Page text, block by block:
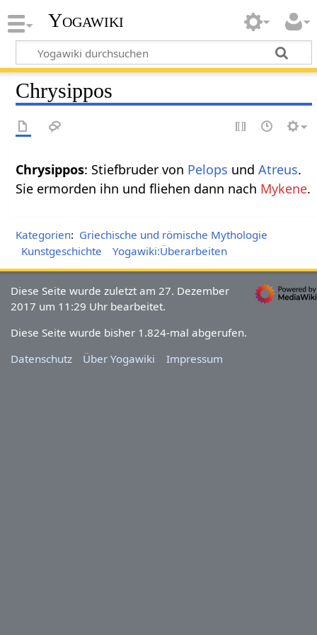
Yogawiki
Chrysippos
Chrysippos: Stiefbruder von Pelops undAtreus.
Sie ermorden ihn und fliehen dann nach Mykene.
Kategorien: Griechische und römische Mythologie
Kunstgeschichte
Yogawiki:Überarbeiten
Diese Seite wurde zuletzt am 27. Dezember
2017 um 11:29 Uhr bearbeitet.
Diese Seite wurde bisher 1.824-mal abgerufen.
Datenschutz
Über Yogawiki Impressum